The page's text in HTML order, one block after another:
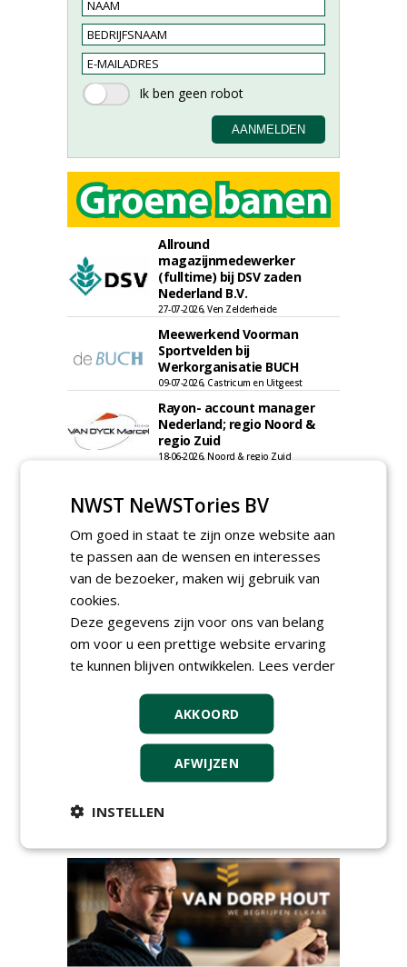
Allround
magazijnmedewerker
(fulltime) bij DSV zaden
Nederland B.V.
27-07-2026, Ven Zelderheide
Meewerkend Voorman
Sportvelden bij
Werkorganisatie BUCH
09-07-2026, Castricum en Uitgeest
Rayon- account manager
Nederland; regio Noord &
regio Zuid
18-06-2026, Noord & regio Zuid
Van Wamel (fulltime)
12-06-2026, Dreumel
Groeiplaats specialist bij
Boomtotaalzorg32-40 uur
30-07-2026, Schalkwijk
Boomtotaalzorg24-40 uur
30-07-2026, Schalkwijk
Hoofdgreenkeeper (m/v)
Golfbaan KralingenOosthoek
groepRotterdam
30-07-2026
Teamleider Kwekerij &
Ontwikkeling bij Diamant
groep Groen Xtra
NWST NeWSTories BV
Om goed in staat te zijn onze website aan
te passen aan de wensen en interesses
van de bezoeker, maken wij gebruik van
cookies.
Deze gegevens zijn voor ons van belang
om voor u een prettige website ervaring
te kunnen blijven ontwikkelen. Lees verder
AKKOORD
AFWIJZEN
INSTELLEN